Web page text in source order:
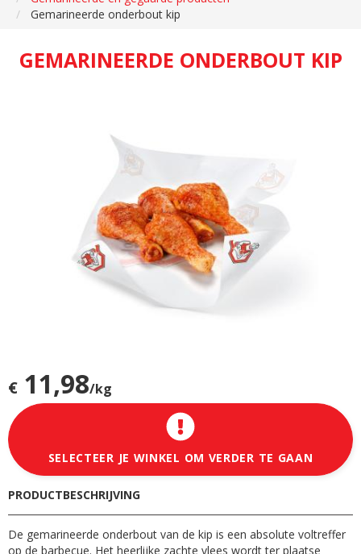
Gemarineerde onderbout kip
GEMARINEERDE ONDERBOUT KIP
€ 11,98/kg
SELECTEER JE WINKEL OM VERDER TE GAAN
PRODUCTBESCHRIJVING
De gemarineerde onderbout van de kip is een absolute voltreffer
op de barbecue. Het heerlijke zachte vlees wordt ter plaatse